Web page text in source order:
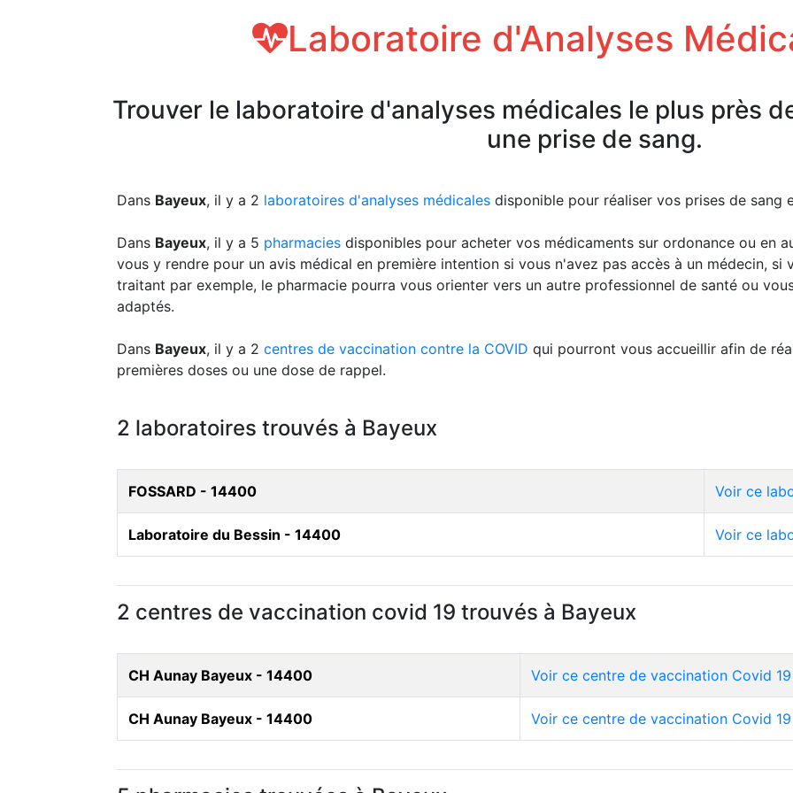
Laboratoire d'Analyses
Trouver le laboratoire d'analyses médicales le plus près
une prise de sang.
Dans Bayeux, il y a 2 laboratoires d'analyses médicales disponible pour réaliser vos prises de sang
Dans Bayeux, il y a 5 pharmacies disponibles pour acheter vos médicaments sur ordonance ou en
vous y rendre pour un avis médical en première intention si vous n'avez pas accès à un médecin, si
traitant par exemple, le pharmacie pourra vous orienter vers un autre professionnel de santé ou
adaptés.
Dans Bayeux, il y a 2 centres de vaccination contre la COVID qui pourront vous accueillir afin de
premières doses ou une dose de rappel.
2 laboratoires trouvés à Bayeux
FOSSARD - 14400 Voir ce
Laboratoire du Bessin - 14400 Voir ce
2 centres de vaccination covid 19 trouvés à Bayeux
CH Aunay Bayeux - 14400 Voir ce centre de vaccination Covid 19
CH Aunay Bayeux - 14400 Voir ce centre de vaccination Covid 19